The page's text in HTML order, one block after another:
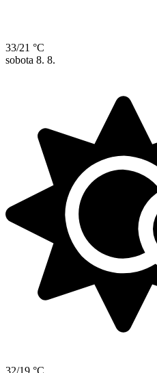
33/21 °C
sobota 8. 8.
32/19 °C